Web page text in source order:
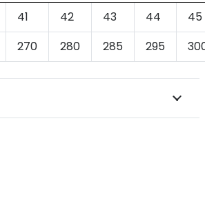
41 42 43 44
45
270 280 285 295